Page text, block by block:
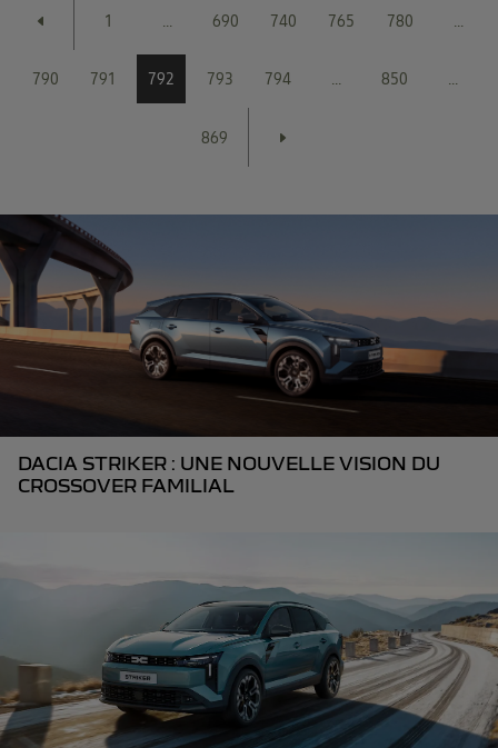
1 ... 690 740 765 780 ...
790 791 792 793 794 ... 850 ...
869
DACIA STRIKER : UNE NOUVELLE VISION DU
CROSSOVER FAMILIAL